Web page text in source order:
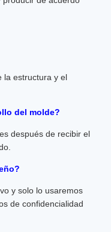
la estructura y el
del molde?
después de recibir el
y solo lo usaremos
de confidencialidad